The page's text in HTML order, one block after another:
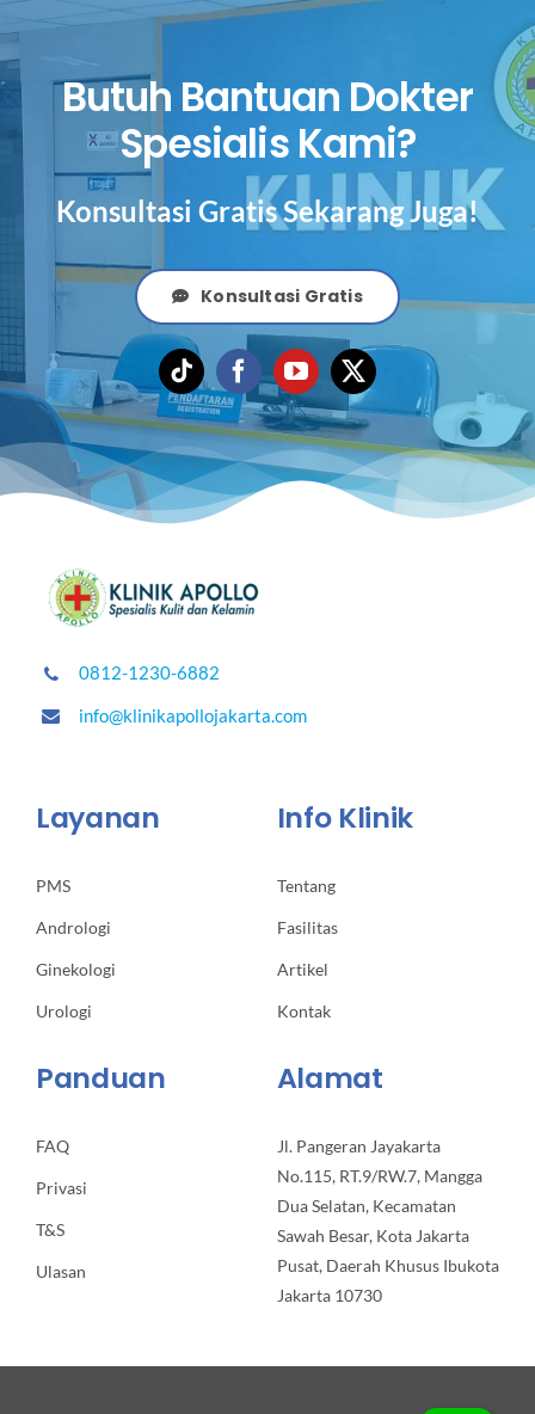
Butuh Bantuan Dokter
Spesialis Kami?
Konsultasi Gratis Sekarang Juga!
Konsultasi Gratis
0812-1230-6882
info@klinikapollojakarta.com
Layanan
PMS
Andrologi
Ginekologi
Urologi
Info Klinik
Tentang
Fasilitas
Artikel
Kontak
Panduan
FAQ
Privasi
T&S
Ulasan
Alamat
Jl. Pangeran Jayakarta
No.115, RT.9/RW.7, Mangga
Dua Selatan, Kecamatan
Sawah Besar, Kota Jakarta
Pusat, Daerah Khusus Ibukota
Jakarta 10730